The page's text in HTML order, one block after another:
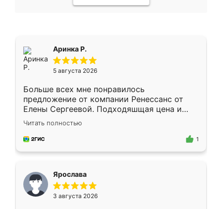
Аринка Р.
5 августа 2026
Больше всех мне понравилось
предложение от компании Ренессанс от
Елены Сергеевой. Подходяшщая цена и
короткие сроки изготовления. Приехавший
для замера сотрудник Владислав
предложил по моему эскизу самый
Читать полностью
1
Ярослава
3 августа 2026